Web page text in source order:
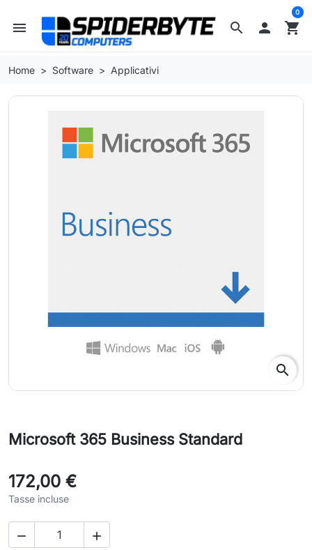
search
menu  shopping_cart
0
Home Software Applicativi
search
Microsoft 365 Business Standard
172,00 €
Tasse incluse
 